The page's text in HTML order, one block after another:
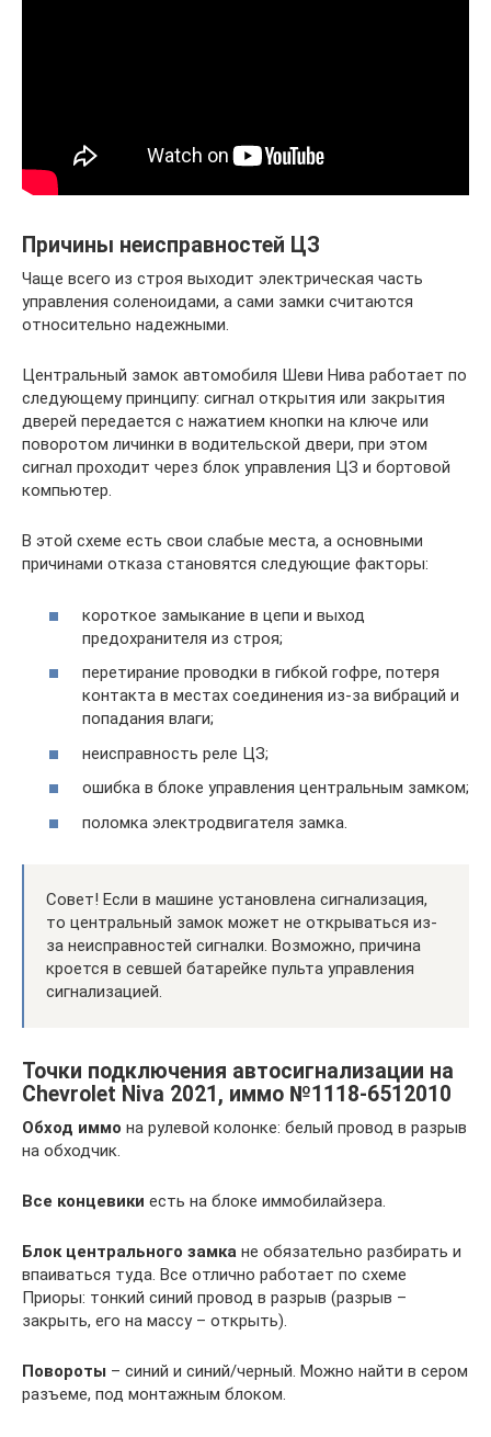
Причины неисправностей ЦЗ
Чаще всего из строя выходит электрическая часть
управления соленоидами, а сами замки считаются
относительно надежными.
Центральный замок автомобиля Шеви Нива работает по
следующему принципу: сигнал открытия или закрытия
дверей передается с нажатием кнопки на ключе или
поворотом личинки в водительской двери, при этом
сигнал проходит через блок управления ЦЗ и бортовой
компьютер.
В этой схеме есть свои слабые места, а основными
причинами отказа становятся следующие факторы:
короткое замыкание в цепи и выход
предохранителя из строя;
перетирание проводки в гибкой гофре, потеря
контакта в местах соединения из-за вибраций и
попадания влаги;
неисправность реле ЦЗ;
ошибка в блоке управления центральным замком;
поломка электродвигателя замка.
Совет! Если в машине установлена сигнализация,
то центральный замок может не открываться из-
за неисправностей сигналки. Возможно, причина
кроется в севшей батарейке пульта управления
сигнализацией.
Точки подключения автосигнализации на
Chevrolet Niva 2021, иммо №1118-6512010
Обход иммо на рулевой колонке: белый провод в разрыв
на обходчик.
Все концевики есть на блоке иммобилайзера.
Блок центрального замка не обязательно разбирать и
впаиваться туда. Все отлично работает по схеме
Приоры: тонкий синий провод в разрыв (разрыв –
закрыть, его на массу – открыть).
Повороты – синий и синий/черный. Можно найти в сером
разъеме, под монтажным блоком.